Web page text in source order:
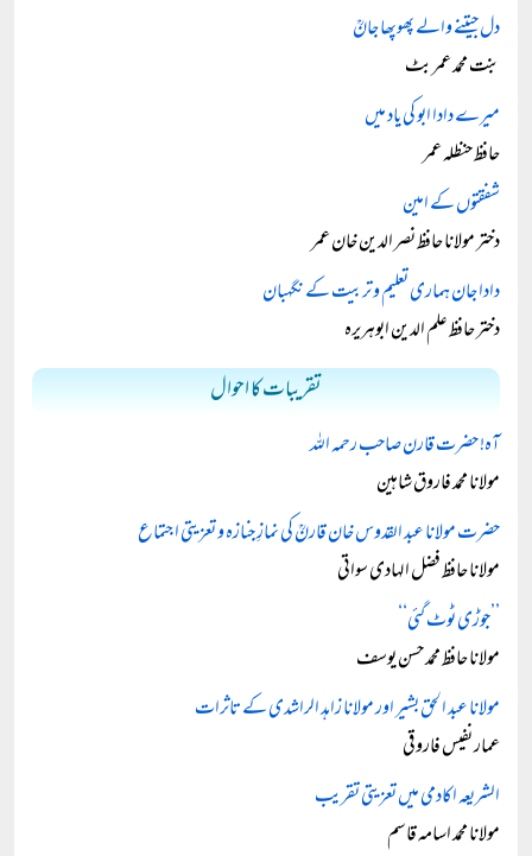
دل جیتنے والے پھوپھا جانؒ
بنت محمد عمر بٹ
میرے دادا ابو کی یاد میں
حافظ حنظلہ عمر
شفقتوں کے امین
دختر مولانا حافظ نصر الدین خان عمر
دادا جان ہماری تعلیم و تربیت کے نگہبان
دختر حافظ علم الدین ابوہریرہ
تقریبات کا احوال
آہ! حضرت قارن صاحب رحمہ اللہ
مولانا محمد فاروق شاہین
حضرت مولانا عبد القدوس خان قارنؒ کی نمازِ جنازہ و تعزیتی اجتماع
مولانا حافظ فضل الہادی سواتی
’’جوڑی ٹوٹ گئی‘‘
مولانا حافظ محمد حسن یوسف
مولانا عبد الحق بشیر اور مولانا زاہد الراشدی کے تاثرات
عمار نفیس فاروقی
الشریعہ اکادمی میں تعزیتی تقریب
مولانا محمد اسامہ قاسم